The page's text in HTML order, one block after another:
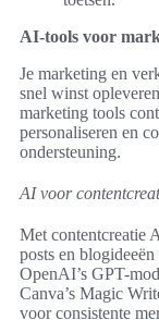
AI-tools voor
Je marketing en
snel winst
marketing tools
personaliseren en
ondersteuning.
AI voor
Met contentcreatie
posts en
OpenAI’s GPT-
Canva’s Magic
voor consistente